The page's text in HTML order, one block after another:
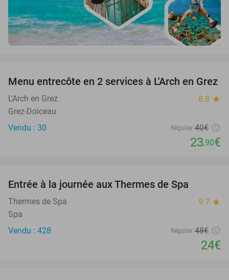
40%
Menu entrecôte en 2 services à L'Arch en Grez
L'Arch en Grez 8.8 star
Grez-Doiceau
Vendu : 30
Régulier 40€
23,90€
Entrée à la journée aux Thermes de Spa
Thermes de Spa 9.7 star
Spa
Vendu : 428
Régulier 48€
24€